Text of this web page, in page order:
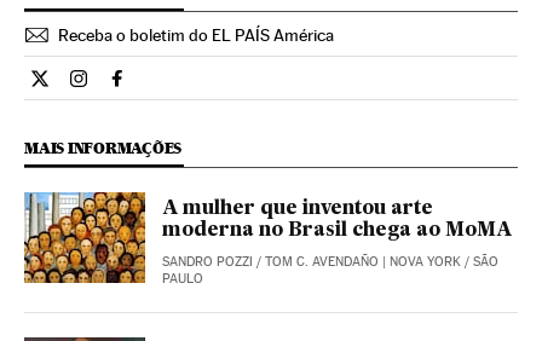
Receba o boletim do EL PAÍS América
Opiniao El País Brasil en Twitter
Opiniao El País Brasil en Instagram
Opiniao El País Brasil en Facebook
MAIS INFORMAÇÕES
A mulher que inventou arte
moderna no Brasil chega ao MoMA
SANDRO POZZI / TOM C. AVENDAÑO | NOVA YORK / SÃO
PAULO